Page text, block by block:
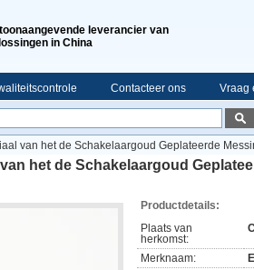
leverancier van
in China
Contacteer ons Vraag
van het de Schakelaargoud Geplateerde
het de Schakelaargoud
Productdetails:
Plaats van
herkomst:
Merknaam: